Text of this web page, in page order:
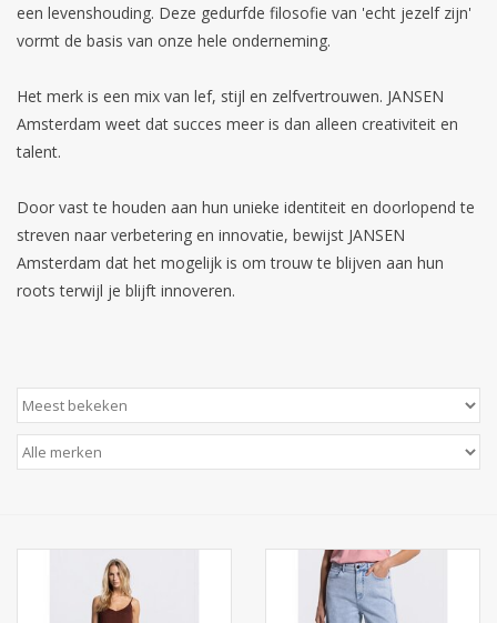
een levenshouding. Deze gedurfde filosofie van 'echt jezelf zijn'
vormt de basis van onze hele onderneming.
Het merk is een mix van lef, stijl en zelfvertrouwen. JANSEN
Amsterdam weet dat succes meer is dan alleen creativiteit en
talent.
Door vast te houden aan hun unieke identiteit en doorlopend te
streven naar verbetering en innovatie, bewijst JANSEN
Amsterdam dat het mogelijk is om trouw te blijven aan hun
roots terwijl je blijft innoveren.